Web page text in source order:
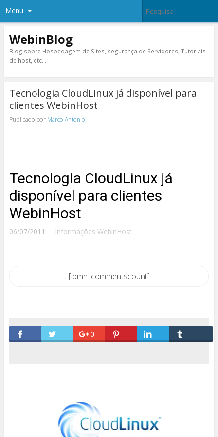
Menu
WebinBlog
Blog sobre Hospedagem de Sites, segurança de Servidores, Tutoriais
de host, etc…
Tecnologia CloudLinux já disponível para
clientes WebinHost
Publicado por Marco Antonio
Tecnologia CloudLinux já
disponível para clientes
WebinHost
06/07/2011 Informações WebinHost
[lbmn_commentscount]
0